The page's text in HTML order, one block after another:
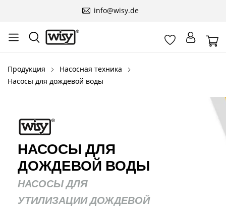
info@wisy.de
Продукция
Насосная техника
Насосы для дождевой воды
НАСОСЫ ДЛЯ
ДОЖДЕВОЙ ВОДЫ
НАСОСЫ ДЛЯ
УТИЛИЗАЦИИ ДОЖДЕВОЙ